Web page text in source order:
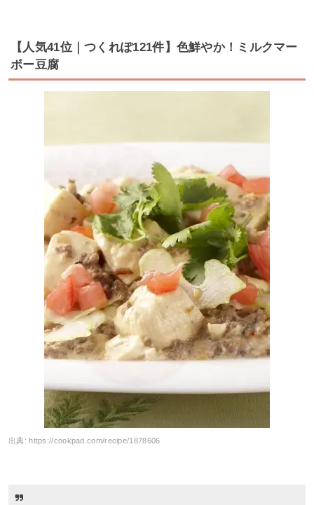
【人気41位｜つくれぽ121件】色鮮やか！ミルクマー
ボー豆腐
出典:https://cookpad.com/recipe/1878606